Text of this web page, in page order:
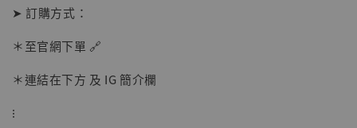
NT$ 1,870
➤ 訂購方式：
＊至官網下單 🔗
＊連結在下方 及 IG 簡介欄
⁝